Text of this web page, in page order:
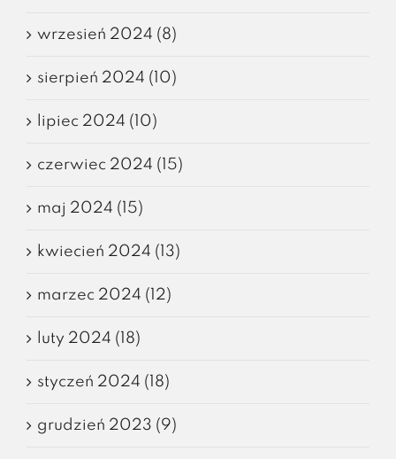
wrzesień 2024 (8)
sierpień 2024 (10)
lipiec 2024 (10)
czerwiec 2024 (15)
maj 2024 (15)
kwiecień 2024 (13)
marzec 2024 (12)
luty 2024 (18)
styczeń 2024 (18)
grudzień 2023 (9)